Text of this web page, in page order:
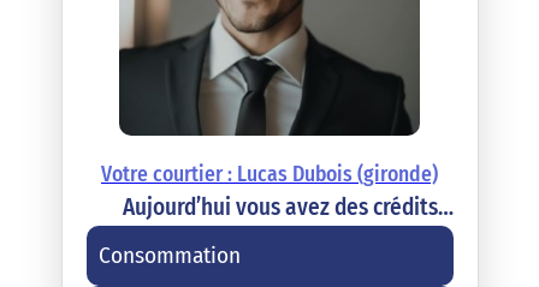
Votre courtier : Lucas Dubois (gironde)
Aujourd’hui vous avez des crédits…
Consommation